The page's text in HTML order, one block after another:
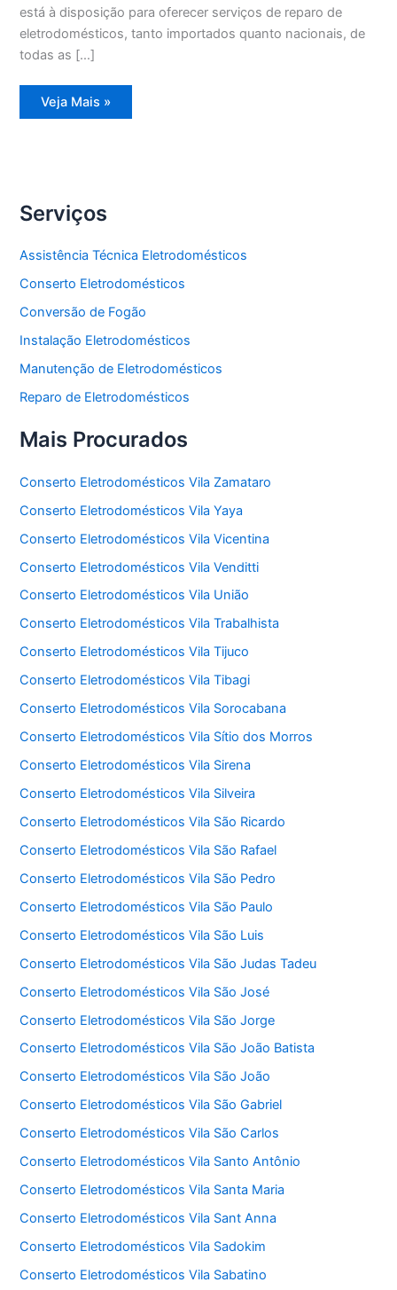
está à disposição para oferecer serviços de reparo de
eletrodomésticos, tanto importados quanto nacionais, de
todas as […]
Reparo
Eletrodomésticos
Veja Mais »
Serviços
Assistência Técnica Eletrodomésticos
Conserto Eletrodomésticos
Conversão de Fogão
Instalação Eletrodomésticos
Manutenção de Eletrodomésticos
Reparo de Eletrodomésticos
Mais Procurados
Conserto Eletrodomésticos Vila Zamataro
Conserto Eletrodomésticos Vila Yaya
Conserto Eletrodomésticos Vila Vicentina
Conserto Eletrodomésticos Vila Venditti
Conserto Eletrodomésticos Vila União
Conserto Eletrodomésticos Vila Trabalhista
Conserto Eletrodomésticos Vila Tijuco
Conserto Eletrodomésticos Vila Tibagi
Conserto Eletrodomésticos Vila Sorocabana
Conserto Eletrodomésticos Vila Sítio dos Morros
Conserto Eletrodomésticos Vila Sirena
Conserto Eletrodomésticos Vila Silveira
Conserto Eletrodomésticos Vila São Ricardo
Conserto Eletrodomésticos Vila São Rafael
Conserto Eletrodomésticos Vila São Pedro
Conserto Eletrodomésticos Vila São Paulo
Conserto Eletrodomésticos Vila São Luis
Conserto Eletrodomésticos Vila São Judas Tadeu
Conserto Eletrodomésticos Vila São José
Conserto Eletrodomésticos Vila São Jorge
Conserto Eletrodomésticos Vila São João Batista
Conserto Eletrodomésticos Vila São João
Conserto Eletrodomésticos Vila São Gabriel
Conserto Eletrodomésticos Vila São Carlos
Conserto Eletrodomésticos Vila Santo Antônio
Conserto Eletrodomésticos Vila Santa Maria
Conserto Eletrodomésticos Vila Sant Anna
Conserto Eletrodomésticos Vila Sadokim
Conserto Eletrodomésticos Vila Sabatino